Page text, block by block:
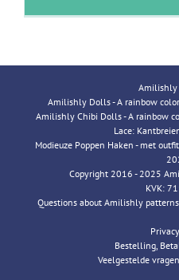
Amilishly
Amilishly Dolls - A rainbow
Amilishly Chibi Dolls - A rainbow
Lace:
Modieuze Poppen Haken - met
Copyright 2016 - 2025
KVK:
Questions about Amilishly
Bestelling,
Veelgestelde